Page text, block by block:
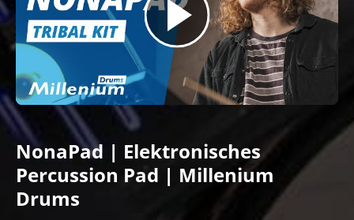
NonaPad | Elektronisches
Percussion Pad | Millenium
Drums